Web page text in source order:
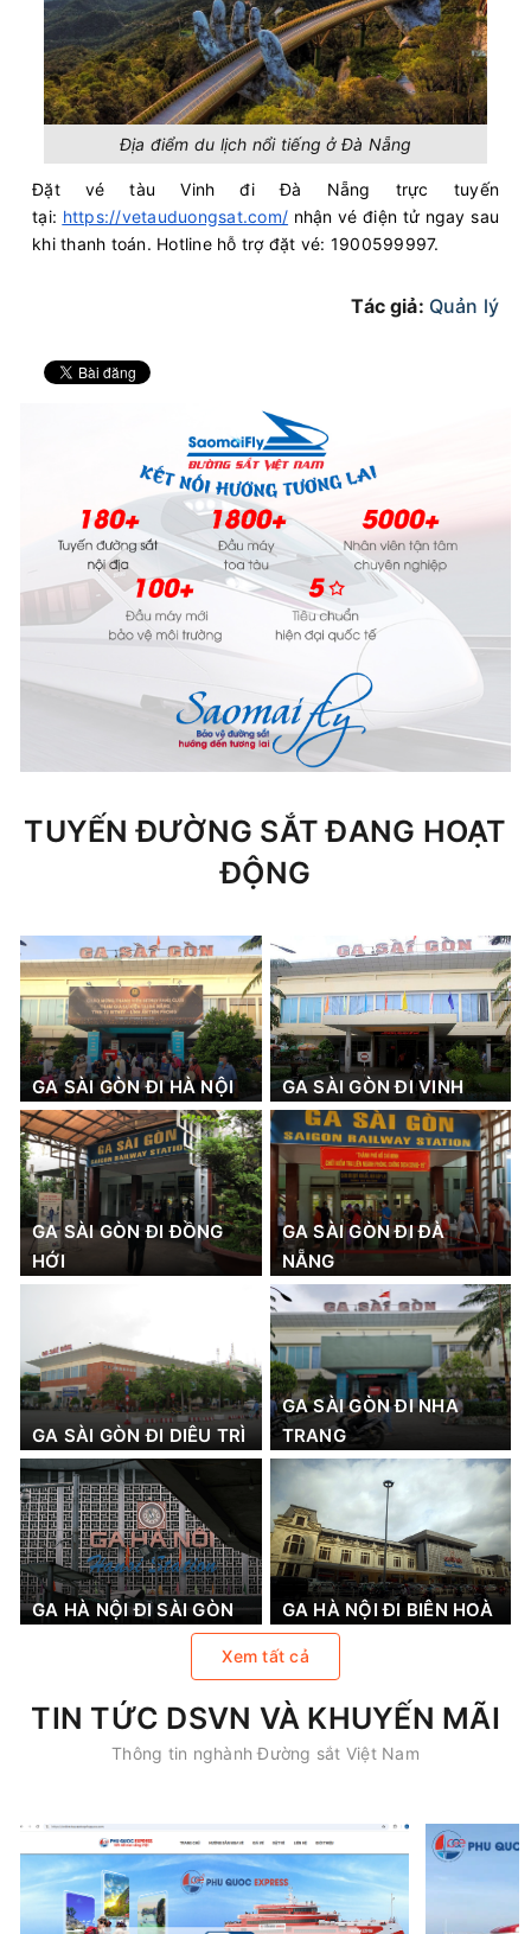
Địa điểm du lịch nổi tiếng ở Đà Nẵng
Đặt vé tàu Vinh đi Đà Nẵng trực tuyến
tại: https://vetauduongsat.com/ nhận vé điện tử ngay sau
khi thanh toán. Hotline hỗ trợ đặt vé: 1900599997.
Tác giả: Quản lý
TUYẾN ĐƯỜNG SẮT ĐANG HOẠT
ĐỘNG
GA SÀI GÒN ĐI HÀ NỘI GA SÀI GÒN ĐI VINH
GA SÀI GÒN ĐI ĐỒNG
HỚI
GA SÀI GÒN ĐI ĐÀ
NẴNG
GA SÀI GÒN ĐI DIÊU TRÌ
GA SÀI GÒN ĐI NHA
TRANG
GA HÀ NỘI ĐI SÀI GÒN GA HÀ NỘI ĐI BIÊN HOÀ
Xem tất cả
TIN TỨC DSVN VÀ KHUYẾN MÃI
Thông tin nghành Đường sắt Việt Nam